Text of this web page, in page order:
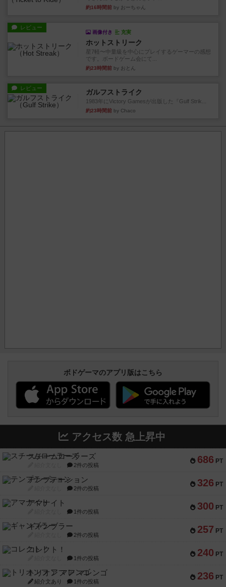
約16時間前 by おーちゃん
レビュー
画像付き 充実
ホットストリーク
星7軽〜中量級を中心にプレイするゲーマーの感想
です。ボードゲーム会にて...
約23時間前 by おとん
レビュー ガルフストライク
1983年にVictory Gamesが出版した『Gulf Strik...
約23時間前 by Chaco
ボドゲーマのアプリ版はこちら
アクセス数 急上昇中
686 PT
スチームローラーズ
2件の投稿
326 PT
テンプテーション
2件の投稿
300 PT
アマナイト
1件の投稿
257 PT
ギャンブラー
2件の投稿
240 PT
コレクト！
1件の投稿
236 PT
トリオンフ ア マレンゴ
紹介文あり 1件の投稿